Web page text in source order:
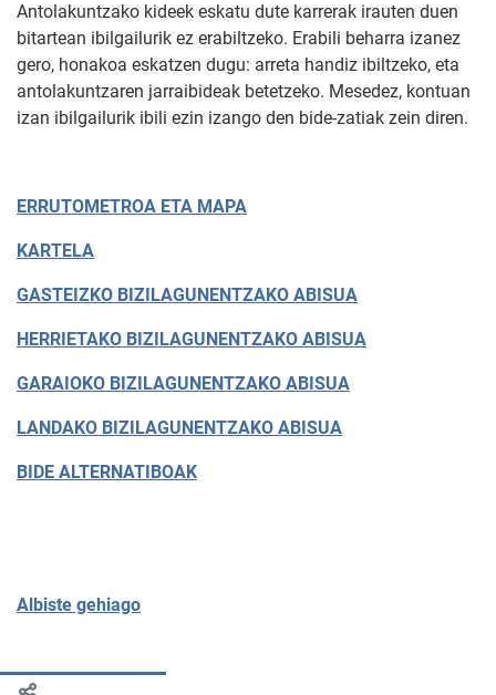
Antolakuntzako kideek eskatu dute karrerak irauten duen
bitartean ibilgailurik ez erabiltzeko. Erabili beharra izanez
gero, honakoa eskatzen dugu: arreta handiz ibiltzeko, eta
antolakuntzaren jarraibideak betetzeko. Mesedez, kontuan
izan ibilgailurik ibili ezin izango den bide-zatiak zein diren.
ERRUTOMETROA ETA MAPA
KARTELA
GASTEIZKO BIZILAGUNENTZAKO ABISUA
HERRIETAKO BIZILAGUNENTZAKO ABISUA
GARAIOKO BIZILAGUNENTZAKO ABISUA
LANDAKO BIZILAGUNENTZAKO ABISUA
BIDE ALTERNATIBOAK
Albiste gehiago